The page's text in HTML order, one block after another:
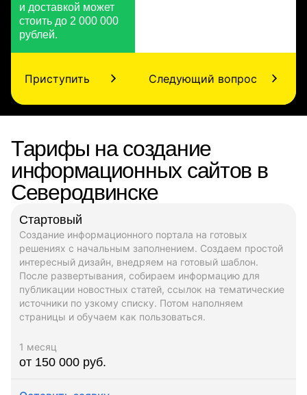
и доставкой может
стоить до 2 000 000
рублей.
Приступить Следующий вопрос
Тарифы на создание
информационных сайтов в
Северодвинске
Стартовый
Создание информационного портала на готовых
решениях с начальным заполнением. Создаем простой
интересный дизайн, внедряем на готовый шаблон.
После развертывания, собираем информацию для
публикации новостных статей, ссылок на тематические
источники по узкому списку. Потом наполняем
страницы и обучаем как пользоваться.
1 месяц
от 150 000 руб.